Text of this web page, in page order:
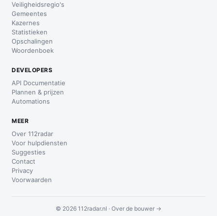
Veiligheidsregio's
Gemeentes
Kazernes
Statistieken
Opschalingen
Woordenboek
DEVELOPERS
API Documentatie
Plannen & prijzen
Automations
MEER
Over 112radar
Voor hulpdiensten
Suggesties
Contact
Privacy
Voorwaarden
© 2026 112radar.nl · Over de bouwer →